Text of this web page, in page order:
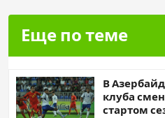
Еще по теме
В
клуба
стартом